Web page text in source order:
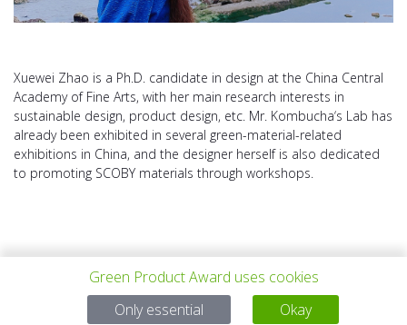
Xuewei Zhao is a Ph.D. candidate in design at the China Central
Academy of Fine Arts, with her main research interests in
sustainable design, product design, etc. Mr. Kombucha‘s Lab has
already been exhibited in several green-material-related
exhibitions in China, and the designer herself is also dedicated
to promoting SCOBY materials through workshops.
Green Product Award uses cookies
Only essential
Okay